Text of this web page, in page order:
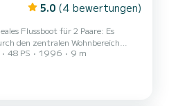
5.0 (4 bewertungen)
Flussboot für 2 Paare: Es
den zentralen Wohnbereich
garantiert. Jede Kabine
(Stehhöhe von etwa 2 Metern)
Badezimmer. MAXIMALE
7 Personen Empfohlene Belegung:
48 PS 1996
9 m